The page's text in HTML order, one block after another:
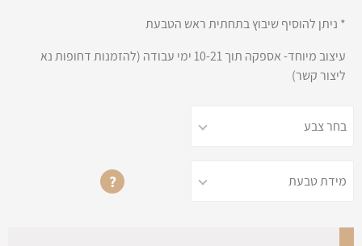
* ניתן להוסיף שיבוץ בתחתית ראש הטבעת
עיצוב מיוחד- אספקה תוך 10-21 ימי עבודה (להזמנות דחופות נא
ליצור קשר)
?